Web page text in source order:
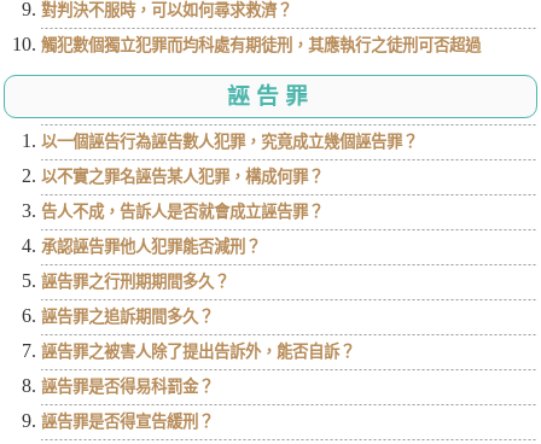
對判決不服時，可以如何尋求救濟？
觸犯數個獨立犯罪而均科處有期徒刑，其應執行之徒刑可否超過
誣告罪
以一個誣告行為誣告數人犯罪，究竟成立幾個誣告罪？
以不實之罪名誣告某人犯罪，構成何罪？
告人不成，告訴人是否就會成立誣告罪？
承認誣告罪他人犯罪能否減刑？
誣告罪之行刑期期間多久？
誣告罪之追訴期間多久？
誣告罪之被害人除了提出告訴外，能否自訴？
誣告罪是否得易科罰金？
誣告罪是否得宣告緩刑？